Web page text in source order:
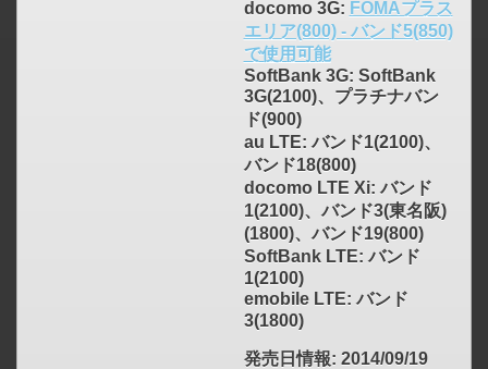
docomo 3G: FOMAプラス
エリア(800) - バンド5(850)
で使用可能
SoftBank 3G: SoftBank
3G(2100)、プラチナバン
ド(900)
au LTE: バンド1(2100)、
バンド18(800)
docomo LTE Xi: バンド
1(2100)、バンド3(東名阪)
(1800)、バンド19(800)
SoftBank LTE: バンド
1(2100)
emobile LTE: バンド
3(1800)
発売日情報: 2014/09/19